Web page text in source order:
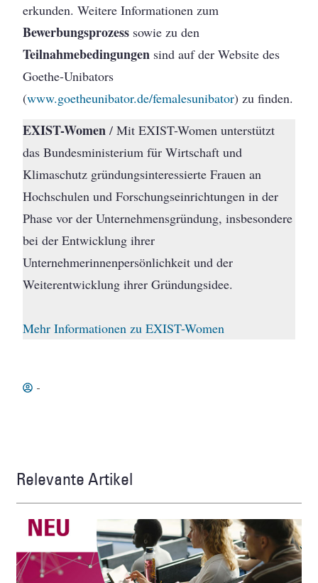
erkunden. Weitere Informationen zum
Bewerbungsprozess sowie zu den
Teilnahmebedingungen sind auf der Website des
Goethe-Unibators
(www.goetheunibator.de/femalesunibator) zu finden.
EXIST-Women / Mit EXIST-Women unterstützt
das Bundesministerium für Wirtschaft und
Klimaschutz gründungsinteressierte Frauen an
Hochschulen und Forschungseinrichtungen in der
Phase vor der Unternehmensgründung, insbesondere
bei der Entwicklung ihrer
Unternehmerinnenpersönlichkeit und der
Weiterentwicklung ihrer Gründungsidee.
Mehr Informationen zu EXIST-Women
-
Relevante Artikel